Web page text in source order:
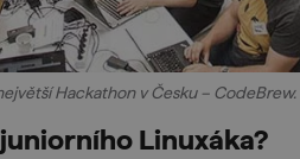
Hackathon v Česku – CodeBrew.
Linuxáka?